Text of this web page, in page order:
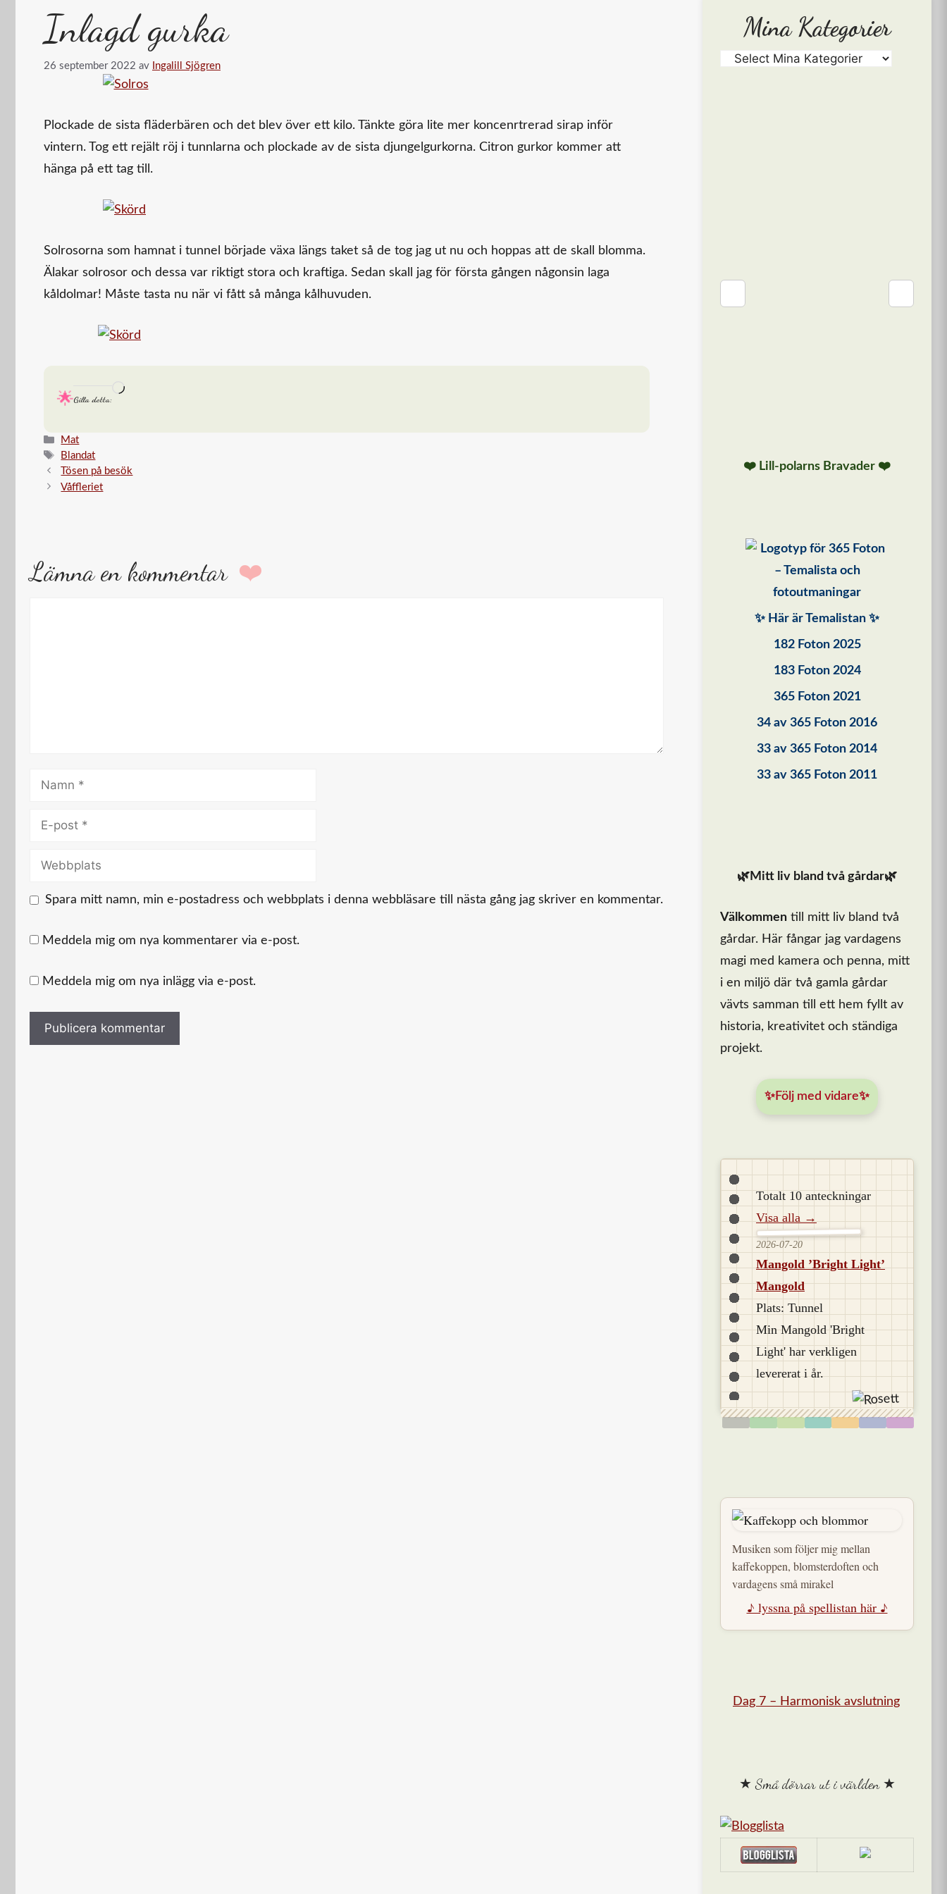
Inlagd gurka
26 september 2022 av Ingalill Sjögren
Plockade de sista fläderbären och det blev över ett kilo. Tänkte göra lite mer koncenrtrerad sirap inför
vintern. Tog ett rejält röj i tunnlarna och plockade av de sista djungelgurkorna. Citron gurkor kommer att
hänga på ett tag till.
Solrosorna som hamnat i tunnel började växa längs taket så de tog jag ut nu och hoppas att de skall blomma.
Älakar solrosor och dessa var riktigt stora och kraftiga. Sedan skall jag för första gången någonsin laga
kåldolmar! Måste tasta nu när vi fått så många kålhuvuden.
Gilla detta:
Laddar
Kategorier
Mat
Etiketter
Blandat
Tösen på besök
Våffleriet
Lämna en kommentar
Namn
Webbplats
Spara mitt namn, min e-postadress och webbplats i denna webbläsare till nästa gång jag skriver en kommentar.
Meddela mig om nya kommentarer via e-post.
Meddela mig om nya inlägg via e-post.
Mina Kategorier
❤️ Lill-polarns Bravader ❤️
✨ Här är Temalistan ✨
182 Foton 2025
183 Foton 2024
365 Foton 2021
34 av 365 Foton 2016
33 av 365 Foton 2014
33 av 365 Foton 2011
🌿Mitt liv bland två gårdar🌿
Välkommen till mitt liv bland två
gårdar. Här fångar jag vardagens
magi med kamera och penna, mitt
i en miljö där två gamla gårdar
vävts samman till ett hem fyllt av
historia, kreativitet och ständiga
projekt.
✨Följ med vidare✨
Totalt 10 anteckningar
Visa alla →
2026-07-20
Mangold ’Bright Light’
Mangold
Plats: Tunnel
Min Mangold 'Bright
Light' har verkligen
levererat i år.
Musiken som följer mig mellan
kaffekoppen, blomsterdoften och
vardagens små mirakel
♪ lyssna på spellistan här ♪
Dag 7 – Harmonisk avslutning
★ Små dörrar ut i världen ★